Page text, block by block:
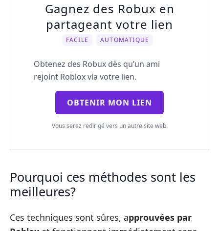
Gagnez des Robux en
partageant votre lien
FACILE AUTOMATIQUE
Obtenez des Robux dès qu’un ami
rejoint Roblox via votre lien.
OBTENIR MON LIEN
Vous serez redirigé vers un autre site web.
Pourquoi ces méthodes sont les
meilleures?
Ces techniques sont sûres, approuvées par